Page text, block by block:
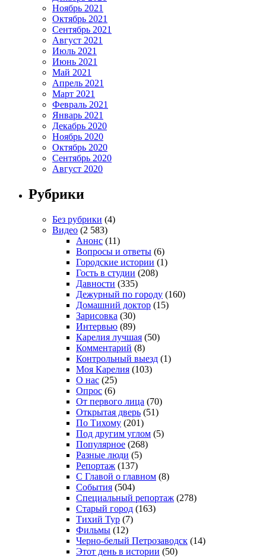
Ноябрь 2021
Октябрь 2021
Сентябрь 2021
Август 2021
Июль 2021
Июнь 2021
Май 2021
Апрель 2021
Март 2021
Февраль 2021
Январь 2021
Декабрь 2020
Ноябрь 2020
Октябрь 2020
Сентябрь 2020
Август 2020
Рубрики
Без рубрики (4)
Видео (2 583)
Анонс (11)
Вопросы и ответы (6)
Городские истории (1)
Гость в студии (208)
Давности (335)
Дежурный по городу (160)
Домашний доктор (15)
Зарисовка (30)
Интервью (89)
Карелия лучшая (50)
Комментарий (8)
Контрольный выезд (1)
Моя Карелия (103)
О нас (25)
Опрос (6)
От первого лица (70)
Открытая дверь (51)
По Тихому (201)
Под другим углом (5)
Популярное (268)
Разные люди (5)
Репортаж (137)
С Главой о главном (8)
События (504)
Специальный репортаж (278)
Старый город (163)
Тихий Тур (7)
Фильмы (12)
Черно-белый Петрозаводск (14)
Этот день в истории (50)